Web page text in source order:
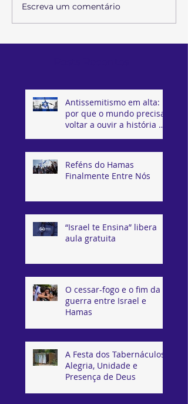
Escreva um comentário
Antissemitismo em alta:
por que o mundo precisa
voltar a ouvir a história de
Reféns do Hamas
Finalmente Entre Nós
“Israel te Ensina” libera
aula gratuita
O cessar-fogo e o fim da
guerra entre Israel e
Hamas
A Festa dos Tabernáculos:
Alegria, Unidade e
Presença de Deus